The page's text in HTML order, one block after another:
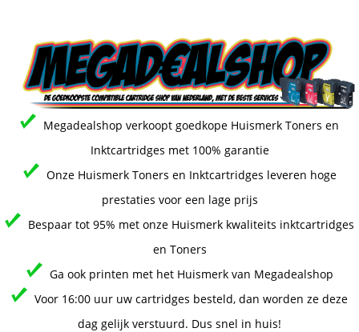
Megadealshop verkoopt goedkope Huismerk Toners en
Inktcartridges met 100% garantie
Onze Huismerk Toners en Inktcartridges leveren hoge
prestaties voor een lage prijs
Bespaar tot 95% met onze Huismerk kwaliteits inktcartridges
en Toners
Ga ook printen met het Huismerk van Megadealshop
Voor 16:00 uur uw cartridges besteld, dan worden ze deze
dag gelijk verstuurd. Dus snel in huis!